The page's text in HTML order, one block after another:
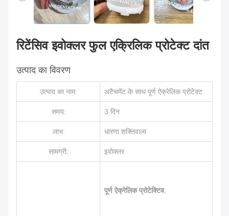
रिटेंसिव इवोक्लर फुल एक्रिलिक प्रोटेक्ट दांत
उत्पाद का विवरण
उत्पाद का नाम: अटैचमेंट के साथ पूर्ण ऐक्रेलिक प्रोटेक्ट
समय: 3 दिन
लाभ: धारणा शक्तिवाला
सामग्री: इवोक्लर
पूर्ण ऐक्रेलिक प्रोटेक्टिव,